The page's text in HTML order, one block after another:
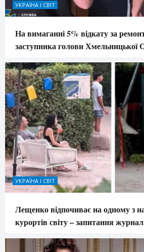
УКРАЇНА І СВІТ
На вимаганні 5% відкату за
заступника голови Хмельницької
УКРАЇНА І СВІТ
Лещенко відпочиває на одному з
курортів світу – запитання